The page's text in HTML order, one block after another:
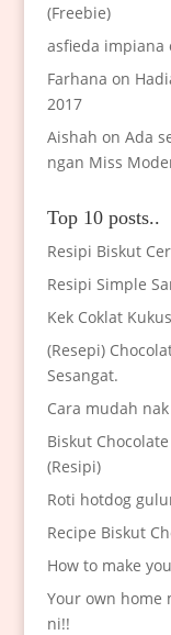
(Freebie)
asfieda impiana
Farhana on
2017
Aishah on Ada
ngan Miss
Top 10 posts..
Resipi Biskut
Resipi Simple
Kek Coklat
(Resepi)
Sesangat.
Cara mudah
Biskut
(Resipi)
Roti hotdog
Recipe Biskut
How to make
Your own home
ni!!